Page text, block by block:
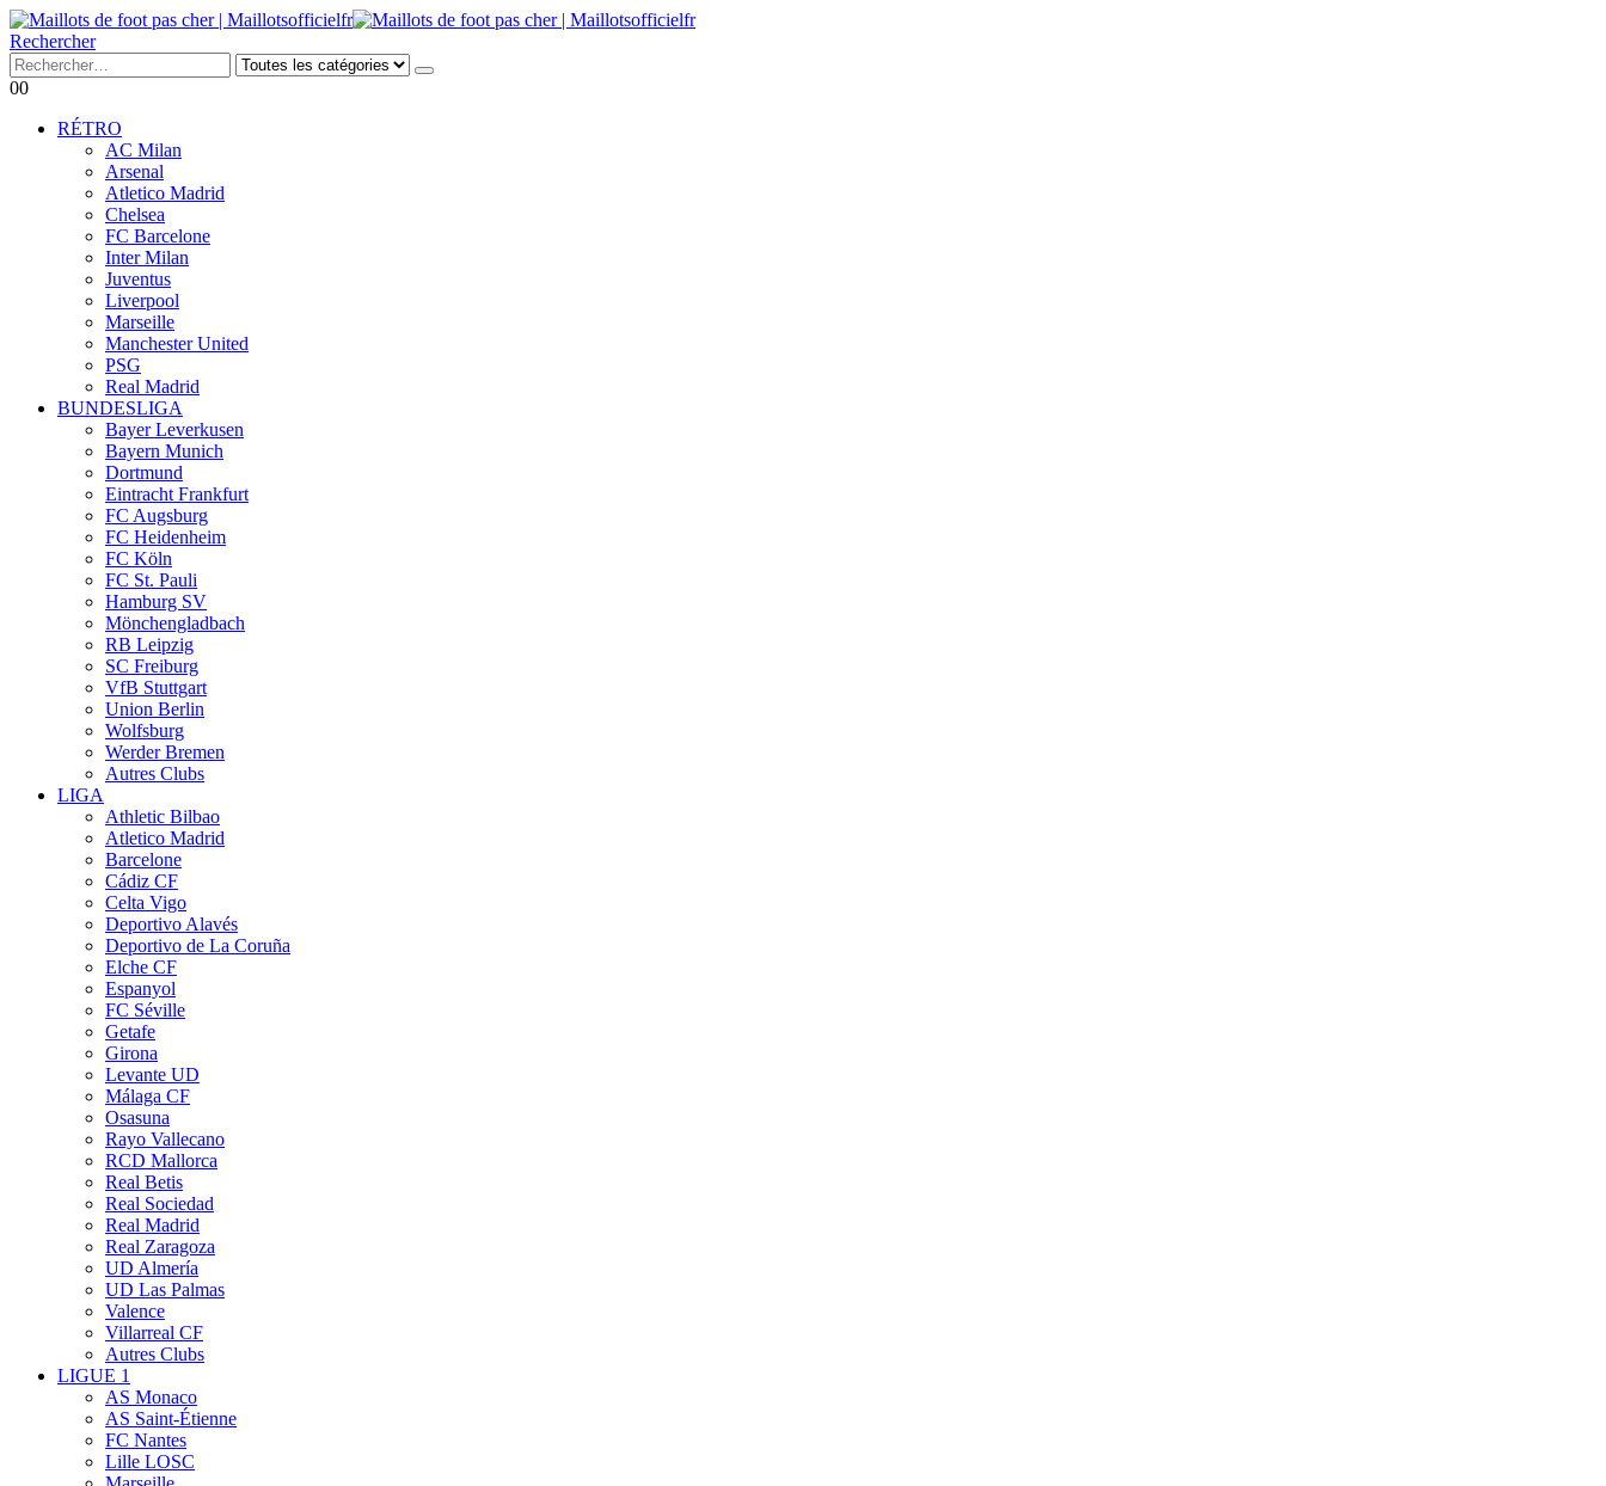
Rechercher
00
RÉTRO
AC Milan
Arsenal
Atletico Madrid
Chelsea
FC Barcelone
Inter Milan
Juventus
Liverpool
Marseille
Manchester United
PSG
Real Madrid
BUNDESLIGA
Bayer Leverkusen
Bayern Munich
Dortmund
Eintracht Frankfurt
FC Augsburg
FC Heidenheim
FC Köln
FC St. Pauli
Hamburg SV
Mönchengladbach
RB Leipzig
SC Freiburg
VfB Stuttgart
Union Berlin
Wolfsburg
Werder Bremen
Autres Clubs
LIGA
Athletic Bilbao
Atletico Madrid
Barcelone
Cádiz CF
Celta Vigo
Deportivo Alavés
Deportivo de La Coruña
Elche CF
Espanyol
FC Séville
Getafe
Girona
Levante UD
Málaga CF
Osasuna
Rayo Vallecano
RCD Mallorca
Real Betis
Real Sociedad
Real Madrid
Real Zaragoza
UD Almería
UD Las Palmas
Valence
Villarreal CF
Autres Clubs
LIGUE 1
AS Monaco
AS Saint-Étienne
FC Nantes
Lille LOSC